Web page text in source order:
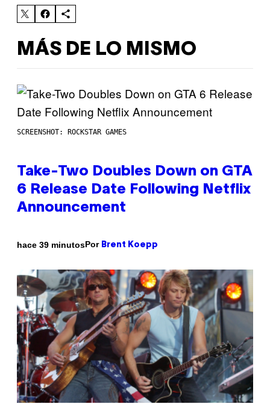
MÁS DE LO MISMO
SCREENSHOT: ROCKSTAR GAMES
Take-Two Doubles Down on GTA
6 Release Date Following Netflix
Announcement
hace 39 minutosPor Brent Koepp